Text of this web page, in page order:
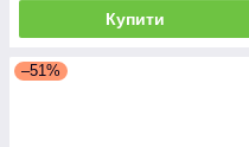
Купити
–51%